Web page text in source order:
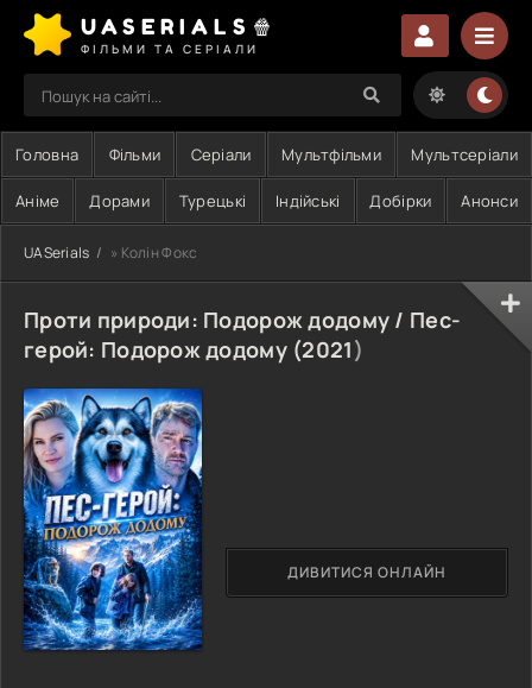
UASERIALS🍿
ФІЛЬМИ ТА СЕРІАЛИ
Головна Фільми Серіали Мультфільми Мультсеріали
Аніме Дорами Турецькі Індійські Добірки Анонси
UASerials » Колін Фокс
Проти природи: Подорож додому / Пес-
герой: Подорож додому (2021)
ДИВИТИСЯ ОНЛАЙН